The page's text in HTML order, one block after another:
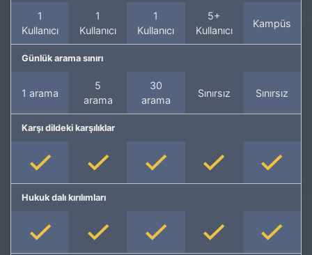
1
Kullanıcı
1
Kullanıcı
1
Kullanıcı
5+
Kullanıcı
Kampüs
Günlük arama sınırı
1 arama
5
arama
30
arama
Sınırsız Sınırsız
Karşı dildeki karşılıklar
Hukuk dalı kırılımları